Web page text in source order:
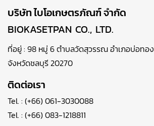
บริษัท ไบโอเกษตรภัณฑ์ จำกัด
BIOKASETPAN CO., LTD.
ที่อยู่ : 98 หมู่ 6 ตำบลวัดสุวรรณ อำเภอบ่อทอง
จังหวัดชลบุรี 20270
ติดต่อเรา
Tel. : (+66) 061-3030088
Tel. : (+66) 083-1218811